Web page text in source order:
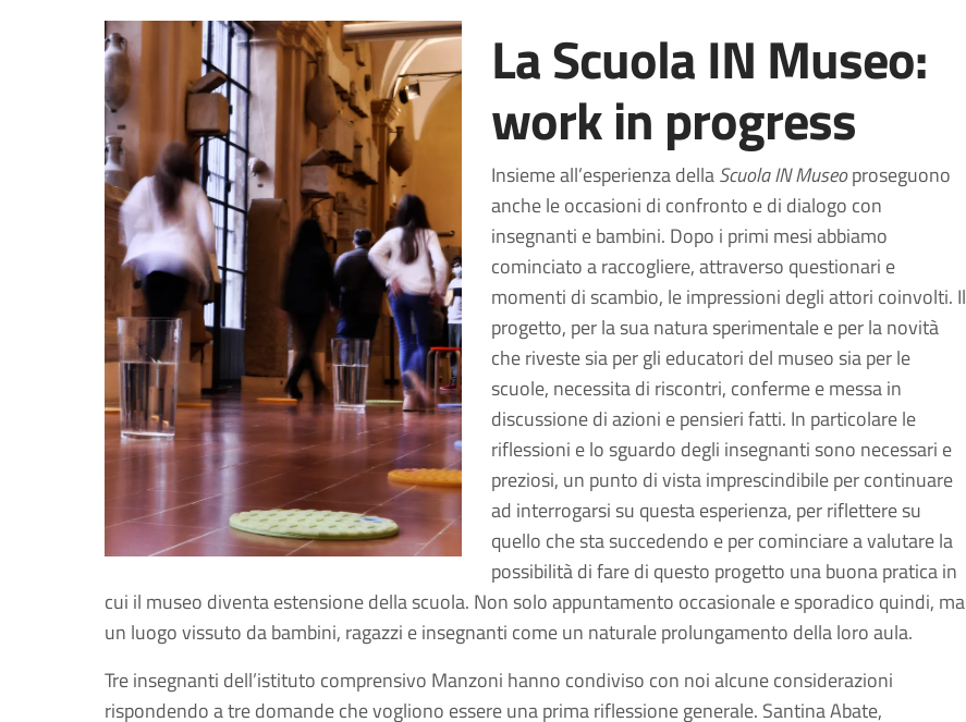
La Scuola IN Museo:
work in progress
Insieme all’esperienza dellaScuola IN Museoproseguono
anche le occasioni di confronto e di dialogo con
insegnanti e bambini. Dopo i primi mesi abbiamo
cominciato a raccogliere, attraverso questionari e
momenti di scambio, le impressioni degli attori coinvolti. Il
progetto, per la sua natura sperimentale e per la novità
che riveste sia per gli educatori del museo sia per le
scuole, necessita di riscontri, conferme e messa in
discussione di azioni e pensieri fatti. In particolare le
riflessioni e lo sguardo degli insegnanti sono necessari e
preziosi, un punto di vista imprescindibile per continuare
ad interrogarsi su questa esperienza, per riflettere su
quello che sta succedendo e per cominciare a valutare la
possibilità di fare di questo progetto una buona pratica in
cui il museo diventa estensione della scuola. Non solo appuntamento occasionale e sporadico quindi, ma
un luogo vissuto da bambini, ragazzi e insegnanti come un naturale prolungamento della loro aula.
Tre insegnanti dell’istituto comprensivo Manzoni hanno condiviso con noi alcune considerazioni
rispondendo a tre domande che vogliono essere una prima riflessione generale. Santina Abate,